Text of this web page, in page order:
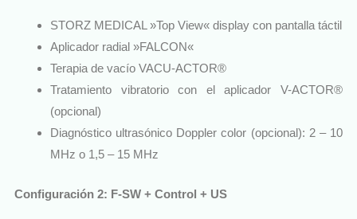
STORZ MEDICAL »Top View« display con pantalla táctil
Aplicador radial »FALCON«
Terapia de vacío VACU-ACTOR®
Tratamiento vibratorio con el aplicador V-ACTOR®
(opcional)
Diagnóstico ultrasónico Doppler color (opcional): 2 – 10
MHz o 1,5 – 15 MHz
Configuración 2: F-SW + Control + US